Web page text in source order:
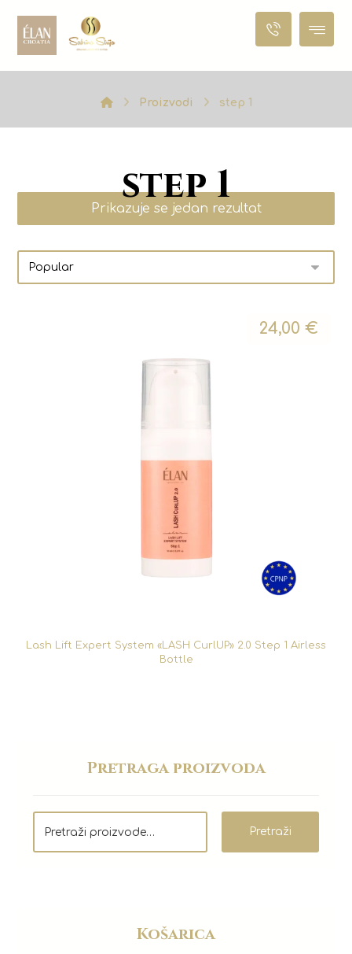
Proizvodi step 1
step 1
Prikazuje se jedan rezultat
Lash Lift Expert System «LASH CurlUP» 2.0 Step 1 Airless
Bottle
24,00 €
Pretraga proizvoda
Pretraži
Košarica